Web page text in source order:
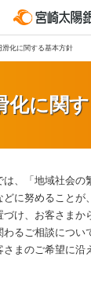
滑化に関する基本方針
化に関
、「地域社会の
どに努めることが
け、お客さまか
るご相談につい
まのご希望に沿